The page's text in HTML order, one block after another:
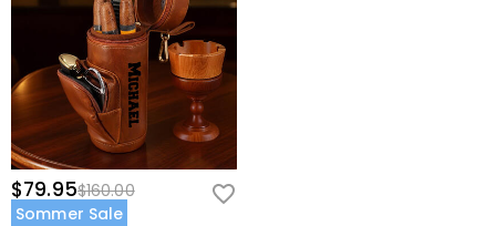
$79.95$160.00
Sommer Sale